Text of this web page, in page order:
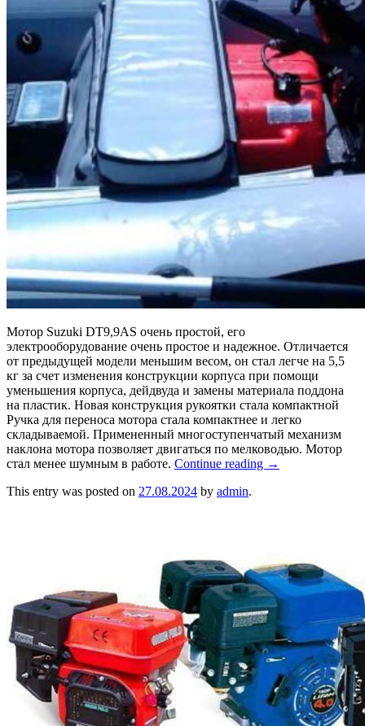
Мотор Suzuki DT9,9AS очень простой, его
электрооборудование очень простое и надежное. Отличается
от предыдущей модели меньшим весом, он стал легче на 5,5
кг за счет изменения конструкции корпуса при помощи
уменьшения корпуса, дейдвуда и замены материала поддона
на пластик. Новая конструкция рукоятки стала компактной
Ручка для переноса мотора стала компактнее и легко
складываемой. Примененный многоступенчатый механизм
наклона мотора позволяет двигаться по мелководью. Мотор
стал менее шумным в работе. Continue reading →
This entry was posted on 27.08.2024 by admin.